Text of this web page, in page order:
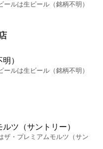
ルは生ビール（銘柄不明）
）
ールは生ビール（銘柄不明）
ツ（サントリー）
ザ・プレミアムモルツ（サン